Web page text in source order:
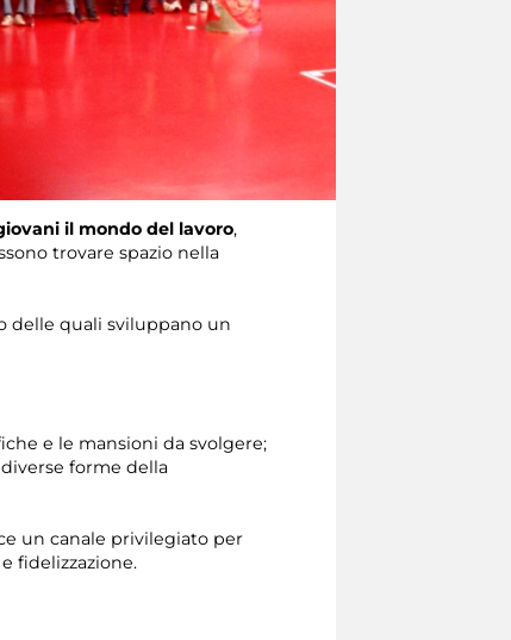
il mondo del lavoro,
trovare spazio nella
delle quali sviluppano un
e le mansioni da svolgere;
forme della
un canale privilegiato per
fidelizzazione.